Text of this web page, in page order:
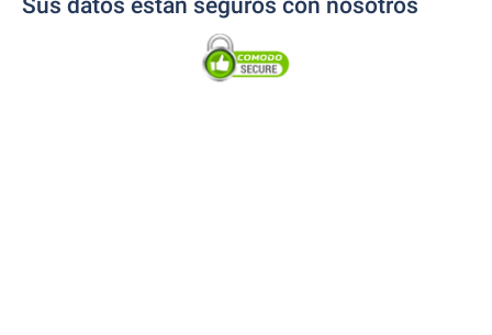
Sus datos están seguros con nosotros